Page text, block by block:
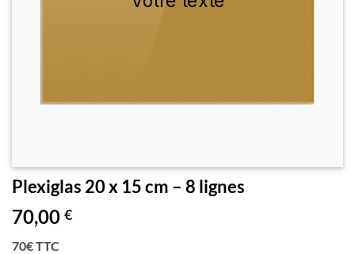
Plexiglas 20 x 15 cm – 8 lignes
70,00 €
70€ TTC